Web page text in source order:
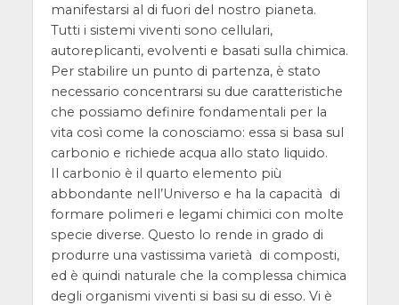
manifestarsi al di fuori del nostro pianeta.
Tutti i sistemi viventi sono cellulari,
autoreplicanti, evolventi e basati sulla chimica.
Per stabilire un punto di partenza, è stato
necessario concentrarsi su due caratteristiche
che possiamo definire fondamentali per la
vita così come la conosciamo: essa si basa sul
carbonio e richiede acqua allo stato liquido.
Il carbonio è il quarto elemento più
abbondante nell’Universo e ha la capacità di
formare polimeri e legami chimici con molte
specie diverse. Questo lo rende in grado di
produrre una vastissima varietà di composti,
ed è quindi naturale che la complessa chimica
degli organismi viventi si basi su di esso. Vi è